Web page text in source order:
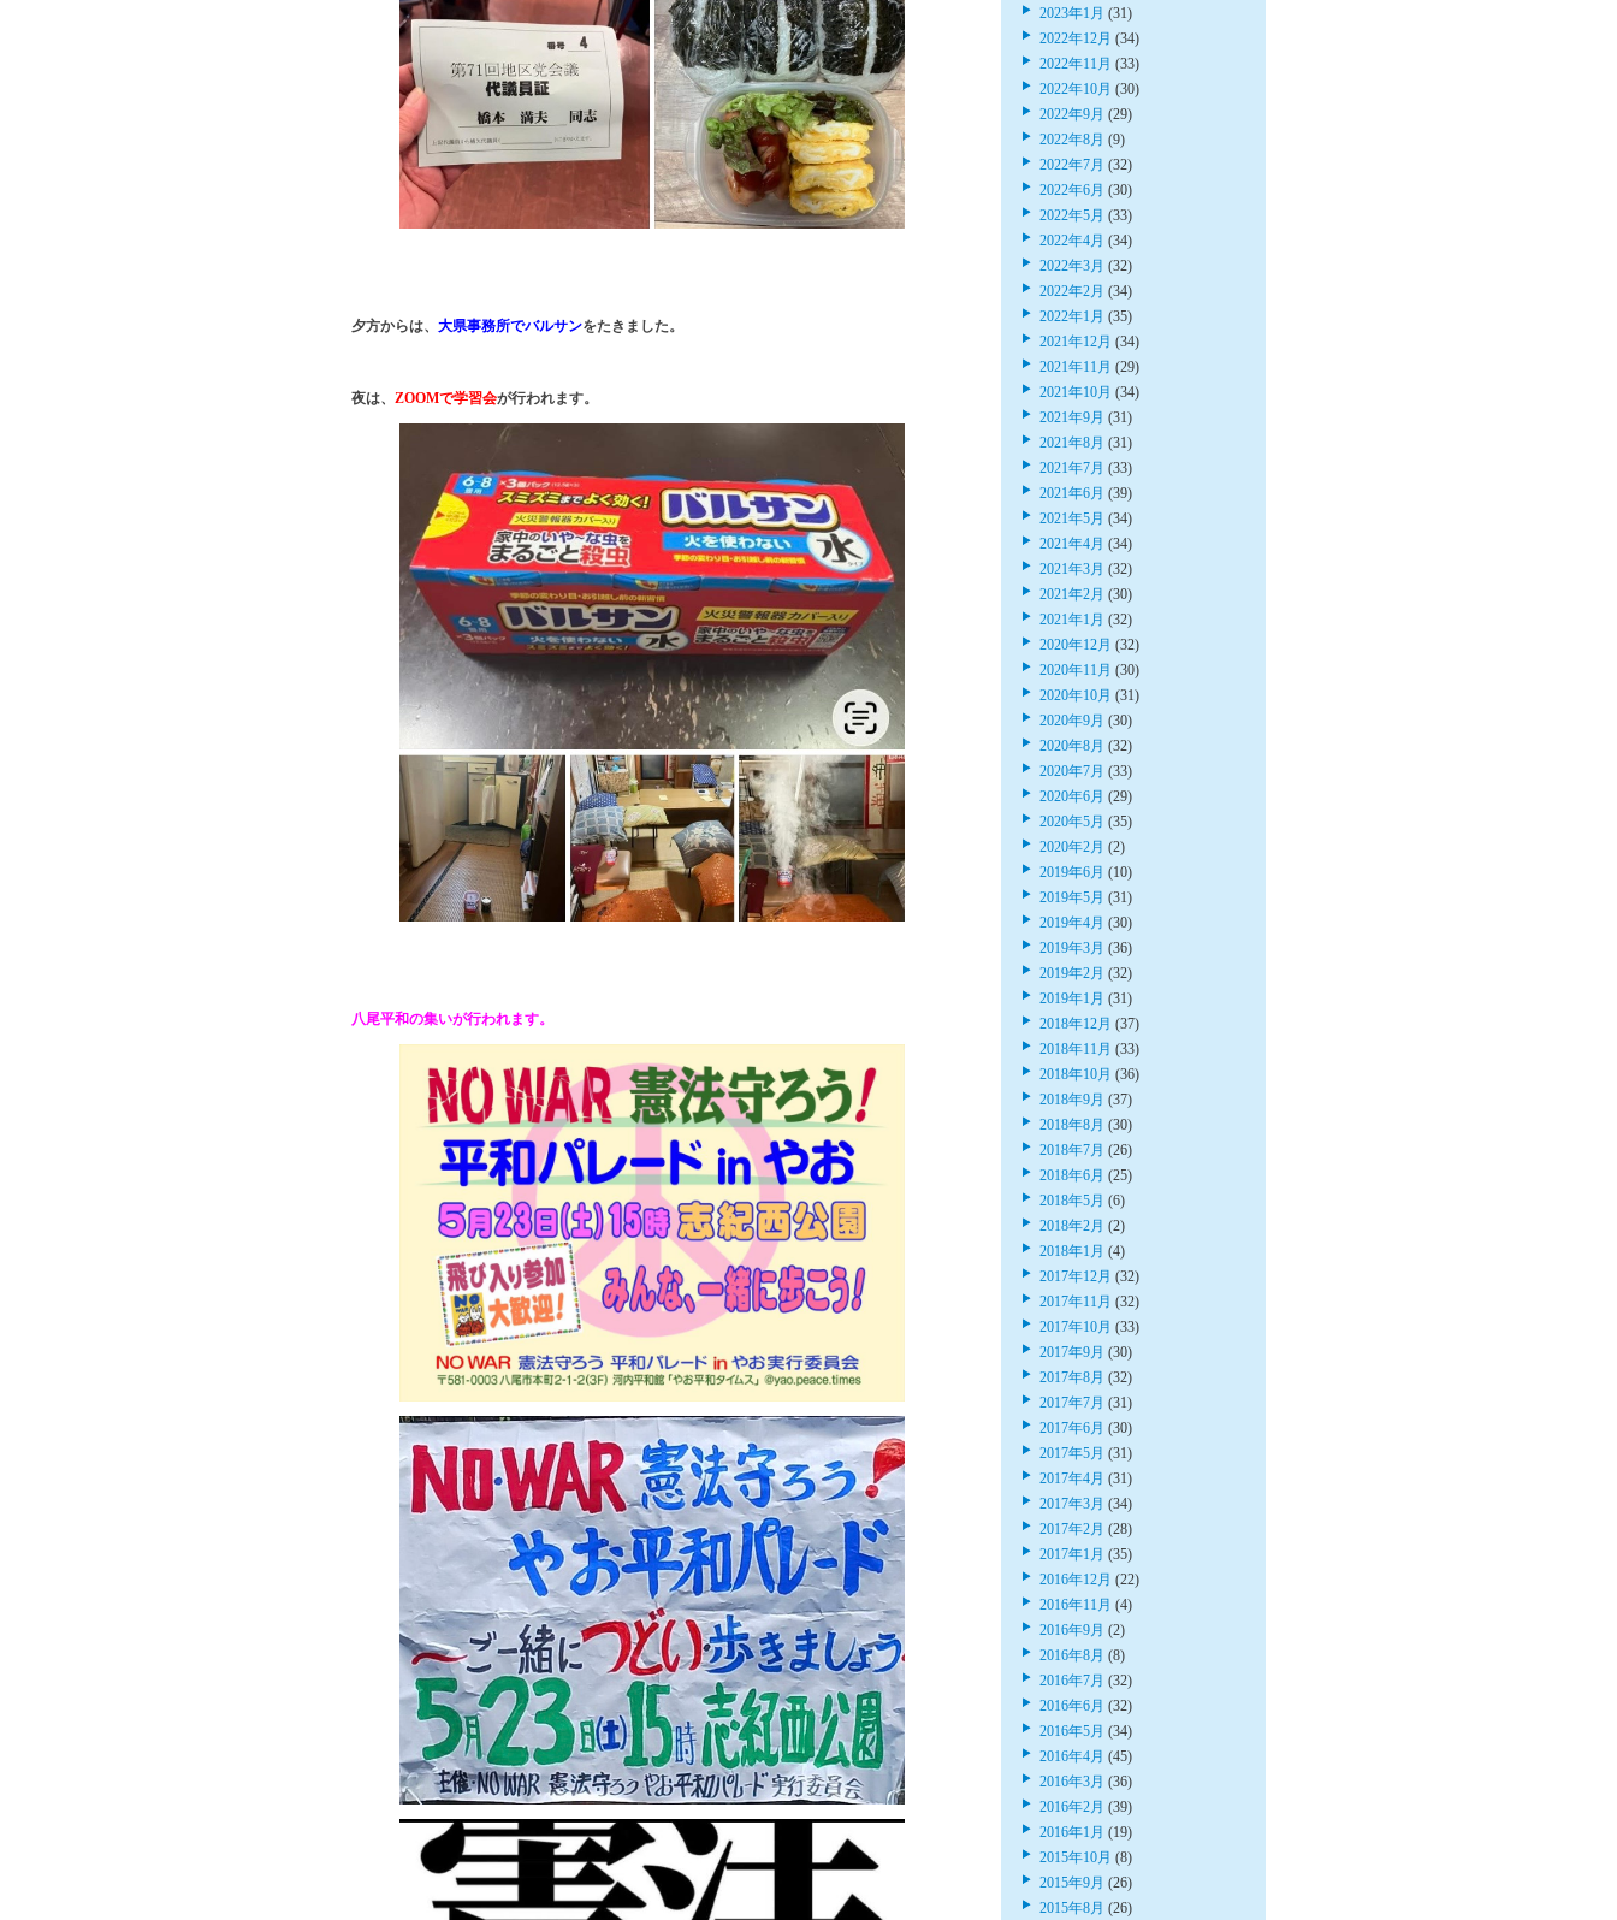
夕方からは、 大県事務所でバルサンをたきました。
夜は、 ZOOMで学習会が行われます。
八尾平和の集いが行われます。
2023年1月 (31)
2022年12月 (34)
2022年11月 (33)
2022年10月 (30)
2022年9月 (29)
2022年8月 (9)
2022年7月 (32)
2022年6月 (30)
2022年5月 (33)
2022年4月 (34)
2022年3月 (32)
2022年2月 (34)
2022年1月 (35)
2021年12月 (34)
2021年11月 (29)
2021年10月 (34)
2021年9月 (31)
2021年8月 (31)
2021年7月 (33)
2021年6月 (39)
2021年5月 (34)
2021年4月 (34)
2021年3月 (32)
2021年2月 (30)
2021年1月 (32)
2020年12月 (32)
2020年11月 (30)
2020年10月 (31)
2020年9月 (30)
2020年8月 (32)
2020年7月 (33)
2020年6月 (29)
2020年5月 (35)
2020年2月 (2)
2019年6月 (10)
2019年5月 (31)
2019年4月 (30)
2019年3月 (36)
2019年2月 (32)
2019年1月 (31)
2018年12月 (37)
2018年11月 (33)
2018年10月 (36)
2018年9月 (37)
2018年8月 (30)
2018年7月 (26)
2018年6月 (25)
2018年5月 (6)
2018年2月 (2)
2018年1月 (4)
2017年12月 (32)
2017年11月 (32)
2017年10月 (33)
2017年9月 (30)
2017年8月 (32)
2017年7月 (31)
2017年6月 (30)
2017年5月 (31)
2017年4月 (31)
2017年3月 (34)
2017年2月 (28)
2017年1月 (35)
2016年12月 (22)
2016年11月 (4)
2016年9月 (2)
2016年8月 (8)
2016年7月 (32)
2016年6月 (32)
2016年5月 (34)
2016年4月 (45)
2016年3月 (36)
2016年2月 (39)
2016年1月 (19)
2015年10月 (8)
2015年9月 (26)
2015年8月 (26)